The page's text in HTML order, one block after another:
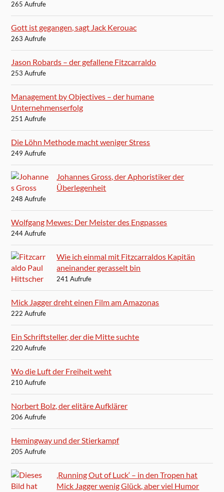
265 Aufrufe
Gott ist gegangen, sagt Jack Kerouac
263 Aufrufe
Jason Robards – der gefallene Fitzcarraldo
253 Aufrufe
Management by Objectives – der humane
Unternehmenserfolg
251 Aufrufe
Die Löhn Methode macht weniger Stress
249 Aufrufe
Johannes Gross, der Aphoristiker der
Überlegenheit
248 Aufrufe
Wolfgang Mewes: Der Meister des Engpasses
244 Aufrufe
Wie ich einmal mit Fitzcarraldos Kapitän
aneinander gerasselt bin
241 Aufrufe
Mick Jagger dreht einen Film am Amazonas
222 Aufrufe
Ein Schriftsteller, der die Mitte suchte
220 Aufrufe
Wo die Luft der Freiheit weht
210 Aufrufe
Norbert Bolz, der elitäre Aufklärer
206 Aufrufe
Hemingway und der Stierkampf
205 Aufrufe
‚Running Out of Luck‘ – in den Tropen hat
Mick Jagger wenig Glück, aber viel Humor